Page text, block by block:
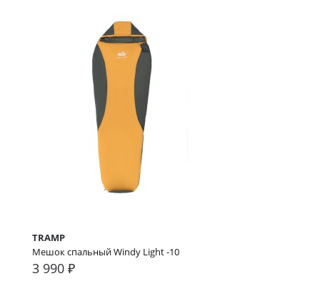
TRAMP
Мешок спальный Windy Light -10
3 990 ₽